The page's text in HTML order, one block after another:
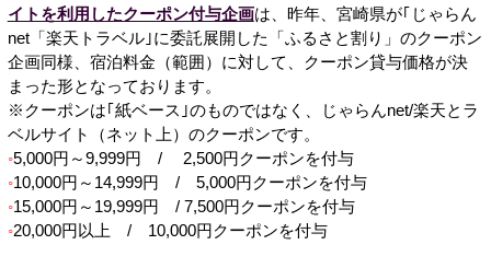
イトを利用したクーポン付与企画は、昨年、宮崎県が｢じゃらん
net「楽天トラベル｣に委託展開した「ふるさと割り」のクーポン
企画同様、宿泊料金（範囲）に対して、クーポン貸与価格が決
まった形となっております。
※クーポンは｢紙ベース｣のものではなく、じゃらんnet/楽天とラ
ベルサイト（ネット上）のクーポンです。
5,000円～9,999円 / 2,500円クーポンを付与
10,000円～14,999円 / 5,000円クーポンを付与
15,000円～19,999円 / 7,500円クーポンを付与
20,000円以上 / 10,000円クーポンを付与